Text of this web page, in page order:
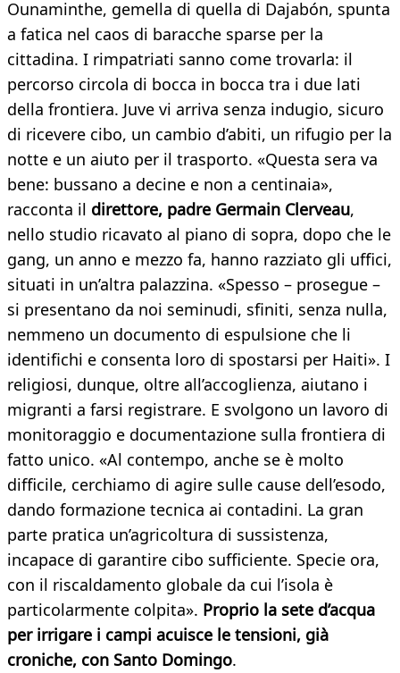
Ounaminthe, gemella di quella di Dajabón, spunta
a fatica nel caos di baracche sparse per la
cittadina. I rimpatriati sanno come trovarla: il
percorso circola di bocca in bocca tra i due lati
della frontiera. Juve vi arriva senza indugio, sicuro
di ricevere cibo, un cambio d’abiti, un rifugio per la
notte e un aiuto per il trasporto. «Questa sera va
bene: bussano a decine e non a centinaia»,
racconta il direttore, padre Germain Clerveau,
nello studio ricavato al piano di sopra, dopo che le
gang, un anno e mezzo fa, hanno razziato gli uffici,
situati in un’altra palazzina. «Spesso – prosegue –
si presentano da noi seminudi, sfiniti, senza nulla,
nemmeno un documento di espulsione che li
identifichi e consenta loro di spostarsi per Haiti». I
religiosi, dunque, oltre all’accoglienza, aiutano i
migranti a farsi registrare. E svolgono un lavoro di
monitoraggio e documentazione sulla frontiera di
fatto unico. «Al contempo, anche se è molto
difficile, cerchiamo di agire sulle cause dell’esodo,
dando formazione tecnica ai contadini. La gran
parte pratica un’agricoltura di sussistenza,
incapace di garantire cibo sufficiente. Specie ora,
con il riscaldamento globale da cui l’isola è
particolarmente colpita». Proprio la sete d’acqua
per irrigare i campi acuisce le tensioni, già
croniche, con Santo Domingo.